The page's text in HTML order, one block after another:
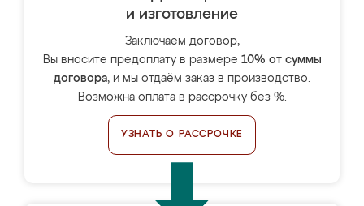
и изготовление
Заключаем договор,
Вы вносите предоплату в размере 10% от суммы
договора, и мы отдаём заказ в производство.
Возможна оплата в рассрочку без %.
УЗНАТЬ О РАССРОЧКЕ